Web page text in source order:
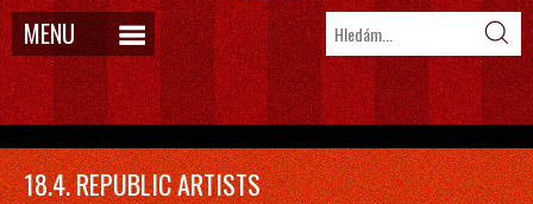
MENU
18.4. REPUBLIC ARTISTS